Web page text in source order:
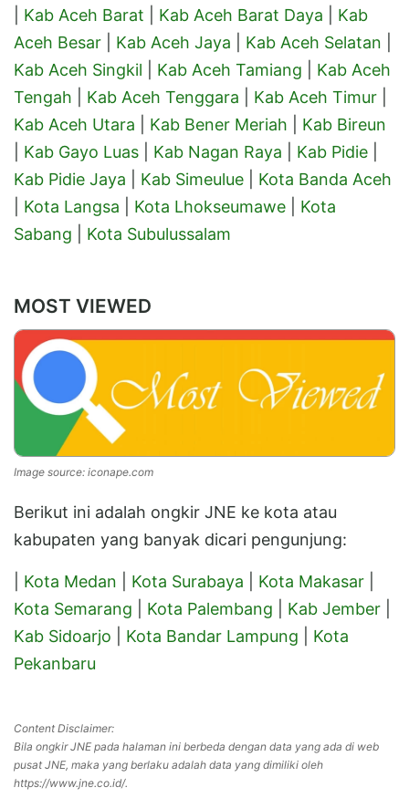
Kab Aceh Barat Kab Aceh Barat Daya
Kab
Aceh Besar
Kab Aceh Jaya Kab Aceh Selatan
Kab Aceh Singkil
Kab Aceh Tamiang
Kab Aceh
Tengah
Kab Aceh Tenggara Kab Aceh Timur
Kab Aceh Utara
Kab Bener Meriah
Kab Bireun
Kab Gayo Luas Kab Nagan Raya Kab Pidie
Kab Pidie Jaya
Kab Simeulue
Kota Banda Aceh
Kota Langsa Kota Lhokseumawe
Kota
Sabang
Kota Subulussalam
MOST VIEWED
Image source: iconape.com
Berikut ini adalah ongkir JNE ke kota atau
kabupaten yang banyak dicari pengunjung:
Kota Medan Kota Surabaya Kota Makasar
Kota Semarang
Kota Palembang Kab Jember
Kab Sidoarjo
Kota Bandar Lampung
Kota
Pekanbaru
Content Disclaimer:
Bila ongkir JNE pada halaman ini berbeda dengan data yang ada di web
pusat JNE, maka yang berlaku adalah data yang dimiliki oleh
https://www.jne.co.id/.